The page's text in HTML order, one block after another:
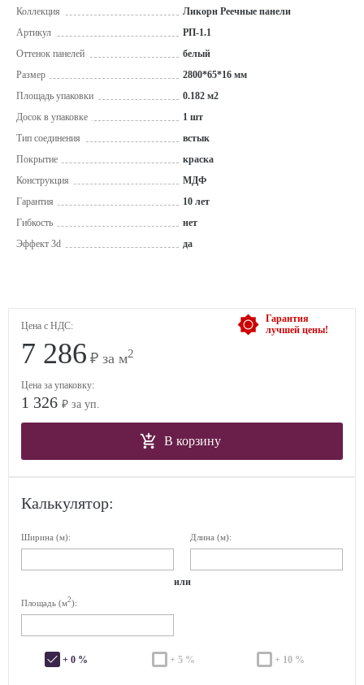
Коллекция
Ликорн Реечные панели
Артикул
РП-1.1
Оттенок панелей
белый
Размер
2800*65*16 мм
Площадь упаковки
0.182 м2
Досок в упаковке
1 шт
Тип соединения
встык
Покрытие
краска
Конструкция
МДФ
Гарантия
10 лет
Гибкость
нет
Эффект 3d
да
Гарантия
лучшей цены!
Цена с НДС:
7 286 ₽ за м2
Цена за упаковку:
1 326 ₽ за уп.
В корзину
Калькулятор:
Ширина (м): Длина (м):
или
Площадь (м2):
+ 0 % + 5 % + 10 %